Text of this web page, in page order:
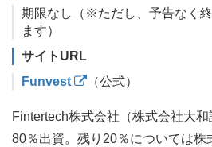
期限なし（※ただし、予告なく
ます）
サイトURL
Funvest
（公式）
Fintertech株式会社（株式会社大
80％出資。残り20％については株